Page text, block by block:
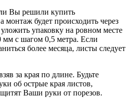
Вы решили купить
монтаж будет происходить через
упаковку на ровном месте
мм с шагом 0,5 метра. Если
более месяца, листы следует
за края по длине. Будьте
об острые края листов,
Ваши руки от порезов.